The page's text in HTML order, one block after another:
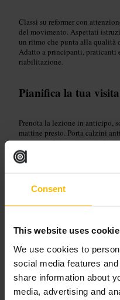
Consent
This website uses
We use cookies to
social media features
share information about
media, advertising and
Classi su reformer con
del movimento. Aspettati
un ritmo che punta alla qualità
Adatto a principanti, praticanti
riabilitazione.
Pianifica la tua visita
Prenota la lezione in anticipo,
mattine presto. Porta calzini
non ostacoli i movimenti.
esigenze prima della lezione.
Sport e tempo libero
Palestra e
Immagine /